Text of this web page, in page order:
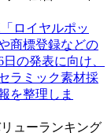
ロイヤルポッ
商標登録などの
の発表に向け、
ラミック素材採
を整理しま